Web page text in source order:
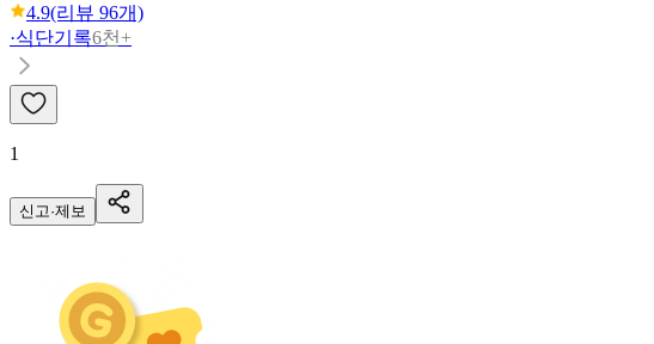
4.9(리뷰 96개)
·식단기록6천+
1
신고·제보